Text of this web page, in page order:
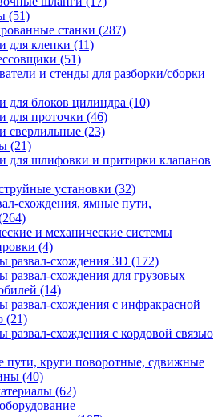
(51)
станки (287)
для клепки (11)
(51)
и стенды для разборки/сборки
для блоков цилиндра (10)
для проточки (46)
сверлильные (23)
(21)
для шлифовки и притирки клапанов
установки (32)
схождения, ямные пути,
и механические системы
(4)
развал-схождения 3D (172)
развал-схождения для грузовых
(14)
развал-схождения с инфракрасной
(21)
развал-схождения с кордовой связью
пути, круги поворотные, сдвижные
(40)
(62)